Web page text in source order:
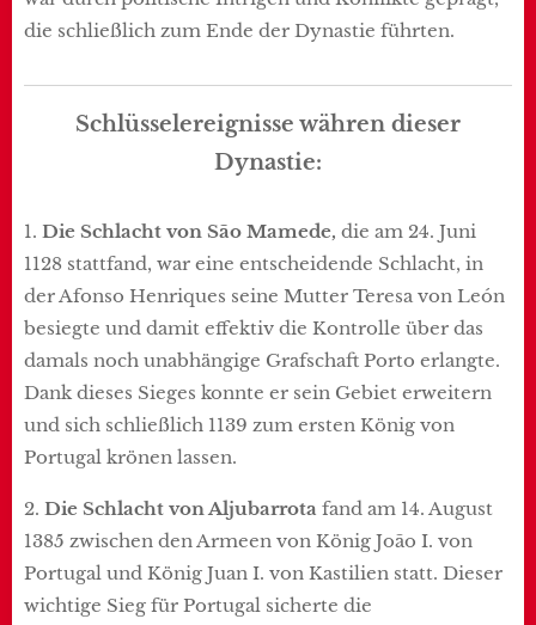
die schließlich zum Ende der Dynastie führten.
Schlüsselereignisse währen dieser
Dynastie:
1. Die Schlacht von São Mamede, die am 24. Juni
1128 stattfand, war eine entscheidende Schlacht, in
der Afonso Henriques seine Mutter Teresa von León
besiegte und damit effektiv die Kontrolle über das
damals noch unabhängige Grafschaft Porto erlangte.
Dank dieses Sieges konnte er sein Gebiet erweitern
und sich schließlich 1139 zum ersten König von
Portugal krönen lassen.
2. Die Schlacht von Aljubarrota fand am 14. August
1385 zwischen den Armeen von König João I. von
Portugal und König Juan I. von Kastilien statt. Dieser
wichtige Sieg für Portugal sicherte die